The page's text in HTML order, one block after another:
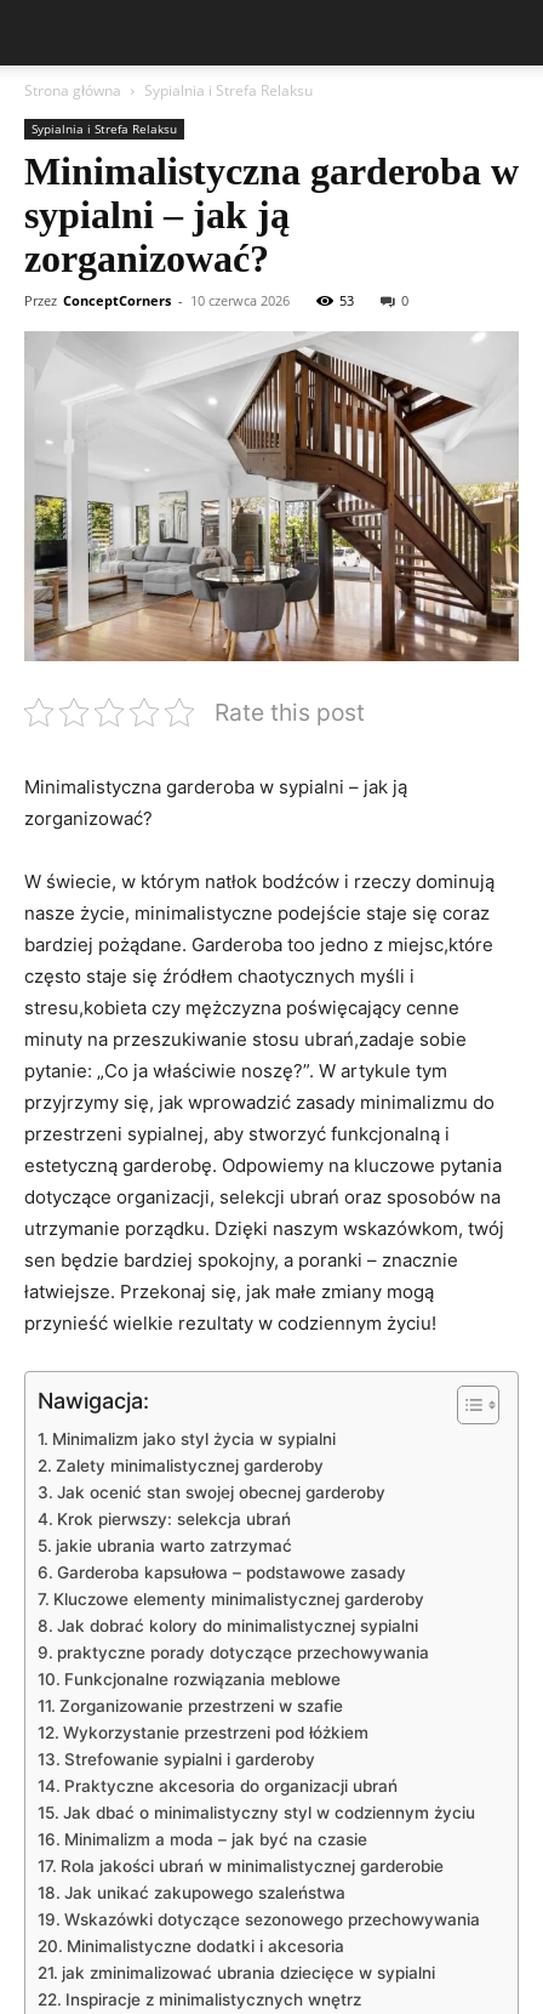
Strona główna Sypialnia i Strefa Relaksu
Sypialnia i Strefa Relaksu
Minimalistyczna garderoba w
sypialni – jak ją
zorganizować?
Przez ConceptCorners - 10 czerwca 2026 53 0
Rate this post
Minimalistyczna garderoba w sypialni – jak ją
zorganizować?
W świecie, w którym natłok bodźców i rzeczy dominują
nasze życie, minimalistyczne podejście staje się coraz
bardziej pożądane. Garderoba too jedno z miejsc,które
często staje się źródłem chaotycznych myśli i
stresu,kobieta czy mężczyzna poświęcający cenne
minuty na przeszukiwanie stosu ubrań,zadaje sobie
pytanie: „Co ja właściwie noszę?”. W artykule tym
przyjrzymy się, jak wprowadzić zasady minimalizmu do
przestrzeni sypialnej, aby stworzyć funkcjonalną i
estetyczną garderobę. Odpowiemy na kluczowe pytania
dotyczące organizacji, selekcji ubrań oraz sposobów na
utrzymanie porządku. Dzięki naszym wskazówkom, twój
sen będzie bardziej spokojny, a poranki – znacznie
łatwiejsze. Przekonaj się, jak małe zmiany mogą
przynieść wielkie rezultaty w codziennym życiu!
Nawigacja:
Minimalizm jako styl życia w sypialni
Zalety minimalistycznej garderoby
Jak ocenić stan swojej obecnej garderoby
Krok pierwszy: selekcja ubrań
jakie ubrania warto zatrzymać
Garderoba kapsułowa – podstawowe zasady
Kluczowe elementy minimalistycznej garderoby
Jak dobrać kolory do minimalistycznej sypialni
praktyczne porady dotyczące przechowywania
Funkcjonalne rozwiązania meblowe
Zorganizowanie przestrzeni w szafie
Wykorzystanie przestrzeni pod łóżkiem
Strefowanie sypialni i garderoby
Praktyczne akcesoria do organizacji ubrań
Jak dbać o minimalistyczny styl w codziennym życiu
Minimalizm a moda – jak być na czasie
Rola jakości ubrań w minimalistycznej garderobie
Jak unikać zakupowego szaleństwa
Wskazówki dotyczące sezonowego przechowywania
Minimalistyczne dodatki i akcesoria
jak zminimalizować ubrania dziecięce w sypialni
Inspiracje z minimalistycznych wnętrz